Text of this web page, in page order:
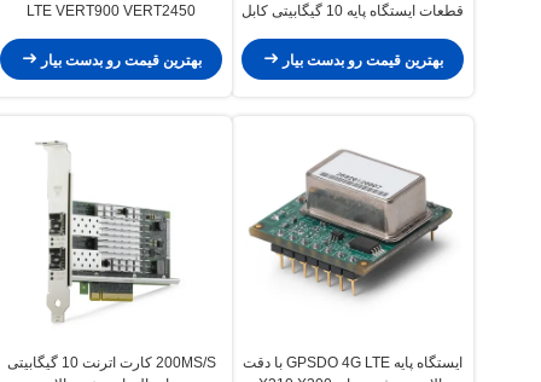
قطعات ایستگاه پایه 10 گیگابیتی کابل
بهترین قیمت رو بدست بیار
LTE VERT900 VERT2450
بهترین قیمت رو بدست بیار
ایستگاه پایه GPSDO 4G LTE با دقت
200MS/S کارت اترنت 10 گیگابیتی